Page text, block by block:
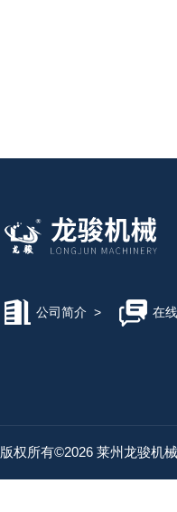
公司简介 > 在
版权所有©2026 莱州龙骏机